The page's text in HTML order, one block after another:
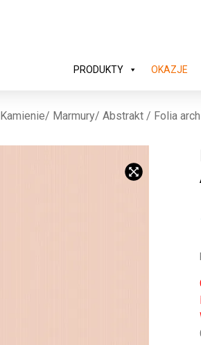
PRODUKTY OKAZJE
Kamienie/ Marmury/ Abstrakt / Folia